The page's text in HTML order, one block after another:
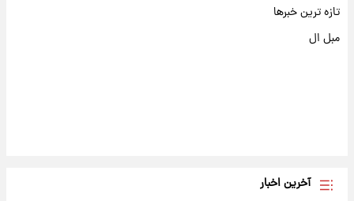
تازه ترین خبرها
مبل ال
آخرین اخبار